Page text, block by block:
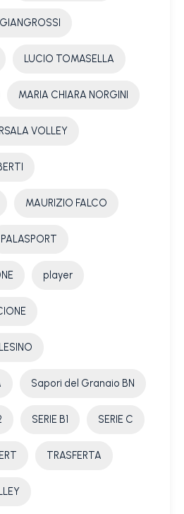
LUCIO TOMASELLA
MARIA CHIARA NORGINI
VOLLEY
MAURIZIO FALCO
PALASPORT
player
Sapori del Granaio BN
SERIE B1 SERIE C
TRASFERTA